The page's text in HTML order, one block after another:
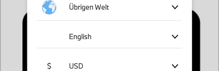
Übrigen Welt
English
$ USD